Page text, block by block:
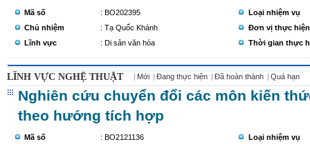
Mã số
: BO202395
Chủ nhiệm
: Tạ Quốc Khánh
Lĩnh vực
: Di sản văn hóa
Loại nhiệm vụ
Đơn vị thực hiện
Thời gian thực
LĨNH VỰC NGHỆ THUẬT Mới Đang thực hiện Đã hoàn thành Quá hạn
Nghiên cứu chuyển đổi các môn kiến
theo hướng tích hợp
Mã số
: BO2121136
Loại nhiệm vụ